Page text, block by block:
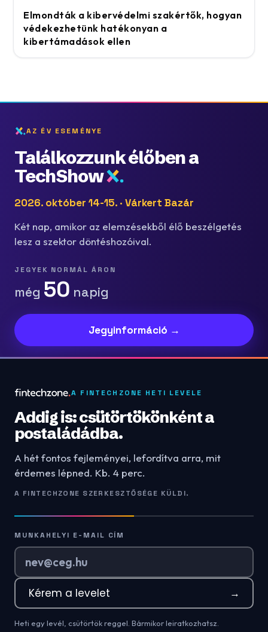
Elmondták a kibervédelmi szakértők, hogyan
védekezhetünk hatékonyan a
kibertámadások ellen
AZ ÉV ESEMÉNYE
Találkozzunk élőben a
TechShow
2026. október 14-15. · Várkert Bazár
Két nap, amikor az elemzésekből élő beszélgetés
lesz a szektor döntéshozóival.
JEGYEK NORMÁL ÁRON
még 50 napig
Jegyinformáció →
A FINTECHZONE HETI LEVELE
Addig is: csütörtökönként a
postaládádba.
A hét fontos fejleményei, lefordítva arra, mit
érdemes lépned. Kb. 4 perc.
A FINTECHZONE SZERKESZTŐSÉGE KÜLDI.
MUNKAHELYI E-MAIL CÍM
Kérem a levelet →
Heti egy levél, csütörtök reggel. Bármikor leiratkozhatsz.